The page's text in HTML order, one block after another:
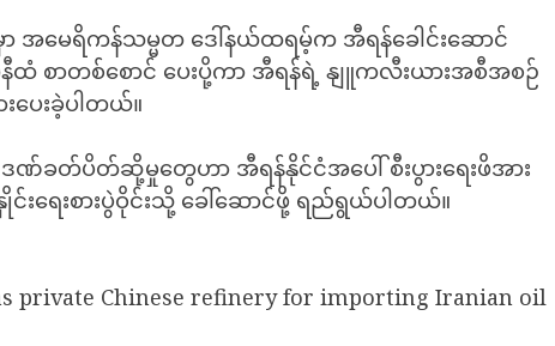
အမေရိကန်သမ္မတ ဒေါ်နယ်ထရမ့်က အီရန်ခေါင်းဆောင်
ထံ စာတစ်စောင် ပေးပို့ကာ အီရန်ရဲ့ နျူကလီးယားအစီအစဉ်
ပေးခဲ့ပါတယ်။
ဏ်ခတ်ပိတ်ဆို့မှုတွေဟာ အီရန်နိုင်ငံအပေါ် စီးပွားရေးဖိအား
းရေးစားပွဲဝိုင်းသို့ ခေါ်ဆောင်ဖို့ ရည်ရွယ်ပါတယ်။
private Chinese refinery for importing Iranian oil